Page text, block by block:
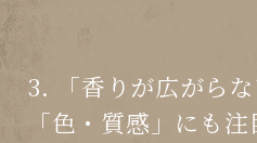
3. 「香りが広がら
「色・質感」にも注